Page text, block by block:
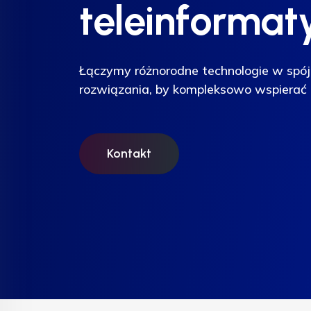
Łączymy różnorodne technologie w
rozwiązania, by kompleksowo
Kontakt
Łączymy różnorodne technologie w
rozwiązania, by kompleksowo
Kontakt
Łączymy różnorodne technologie w
rozwiązania, by kompleksowo
Kontakt